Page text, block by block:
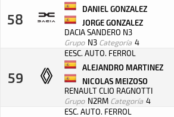
58
DANIEL GONZALEZ
JORGE GONZALEZ
DACIA SANDERO N3
Grupo N3 Categoría 4
59
EESC. AUTO. FERROL
ALEJANDRO MARTINEZ
NICOLAS MEIZOSO
RENAULT CLIO RAGNOTTI
Grupo N2RM Categoría 4
ESC. AUTO. FERROL